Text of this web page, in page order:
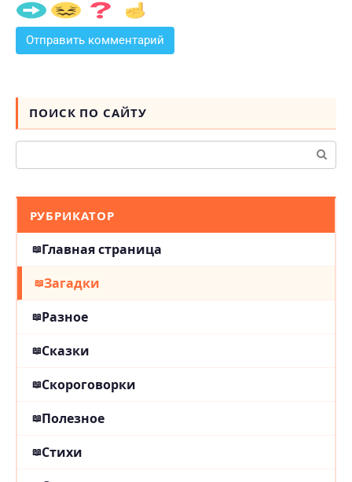
ПОИСК ПО САЙТУ
Поиск:
РУБРИКАТОР
Главная страница
Загадки
Разное
Сказки
Скороговорки
Полезное
Стихи